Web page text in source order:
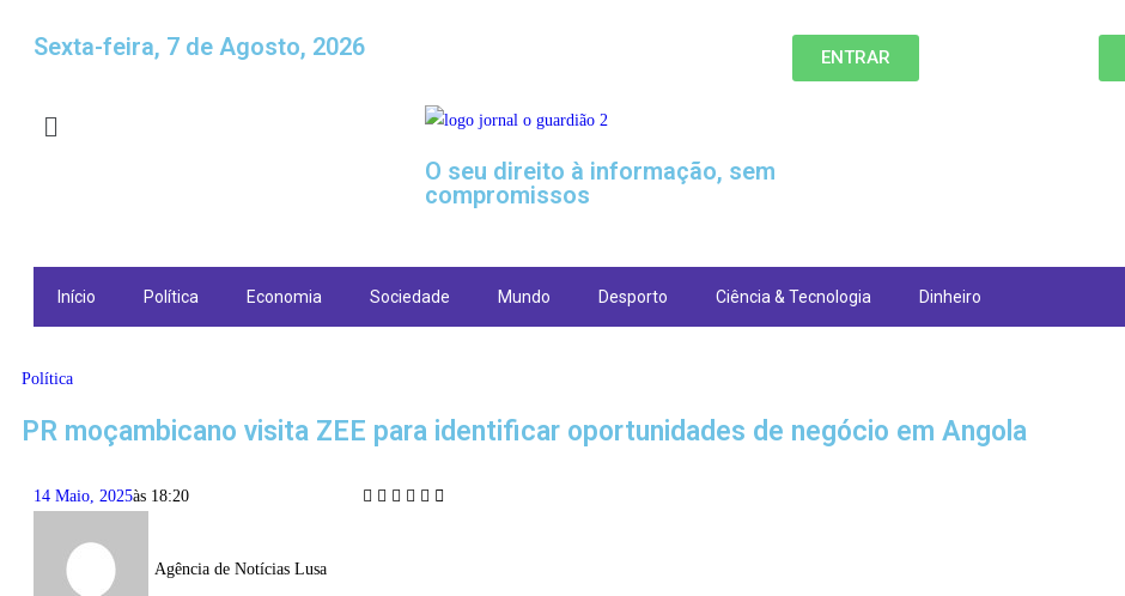
Sexta-feira, 7 de Agosto, 2026 ENTRAR
O seu direito à informação, sem
compromissos
Início Política Economia Sociedade Mundo Desporto Ciência & Tecnologia Dinheiro
Política
PR moçambicano visita ZEE para identificar oportunidades de negócio em Angola
14 Maio, 2025às 18:20
Agência de Notícias Lusa